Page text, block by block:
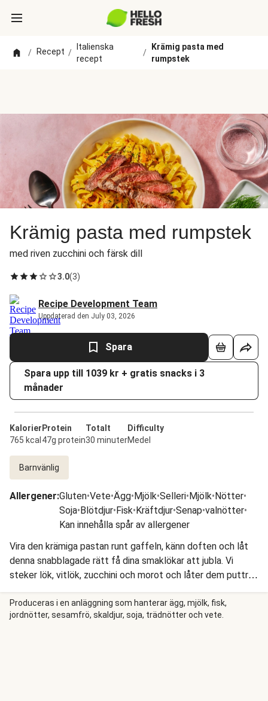
/ Recept /
Italienska
recept
/
Krämig pasta med
rumpstek
Krämig pasta med rumpstek
med riven zucchini och färsk dill
3.0(3)
Recipe Development Team
Uppdaterad den July 03, 2026
Spara
Spara upp till 1039 kr + gratis snacks i 3
månader
Kalorier
765 kcal
Protein
47g protein
Totalt
30 minuter
Difficulty
Medel
Barnvänlig
Allergener:Gluten•Vete•Ägg•Mjölk•Selleri•Mjölk•Nötter•
Soja•Blötdjur•Fisk•Kräftdjur•Senap•valnötter•
Kan innehålla spår av allergener
Vira den krämiga pastan runt gaffeln, känn doften och låt
denna snabblagade rätt få dina smaklökar att jubla. Vi
steker lök, vitlök, zucchini och morot och låter dem puttra i
en underbar crème fraiche-sås som vi smaksätter med dill.
Sen steker vi en smakrik köttbit, vänder ner nykokt pasta i
såsen, och så är det bara att hugga in!
Produceras i en anläggning som hanterar ägg, mjölk, fisk,
jordnötter, sesamfrö, skaldjur, soja, trädnötter och vete.